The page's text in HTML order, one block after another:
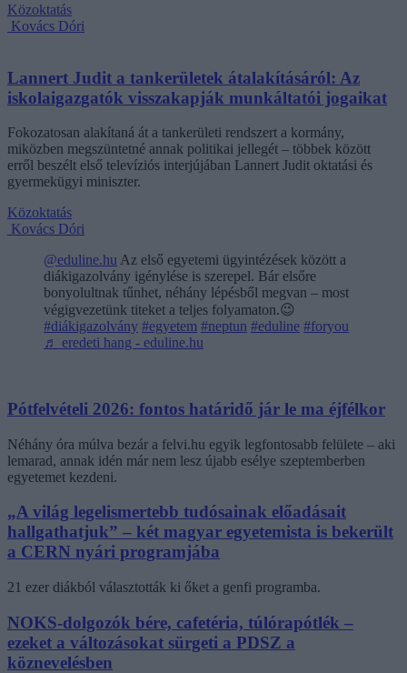
Közoktatás
Kovács Dóri
Lannert Judit a tankerületek átalakításáról: Az
iskolaigazgatók visszakapják munkáltatói jogaikat
Fokozatosan alakítaná át a tankerületi rendszert a kormány,
miközben megszüntetné annak politikai jellegét – többek között
erről beszélt első televíziós interjújában Lannert Judit oktatási és
gyermekügyi miniszter.
Közoktatás
Kovács Dóri
@eduline.hu Az első egyetemi ügyintézések között a
diákigazolvány igénylése is szerepel. Bár elsőre
bonyolultnak tűnhet, néhány lépésből megvan – most
végigvezetünk titeket a teljes folyamaton.😉
#diákigazolvány #egyetem #neptun #eduline #foryou
♬ eredeti hang - eduline.hu
Pótfelvételi 2026: fontos határidő jár le ma éjfélkor
Néhány óra múlva bezár a felvi.hu egyik legfontosabb felülete – aki
lemarad, annak idén már nem lesz újabb esélye szeptemberben
egyetemet kezdeni.
„A világ legelismertebb tudósainak előadásait
hallgathatjuk” – két magyar egyetemista is bekerült
a CERN nyári programjába
21 ezer diákból választották ki őket a genfi programba.
NOKS-dolgozók bére, cafetéria, túlórapótlék –
ezeket a változásokat sürgeti a PDSZ a
köznevelésben